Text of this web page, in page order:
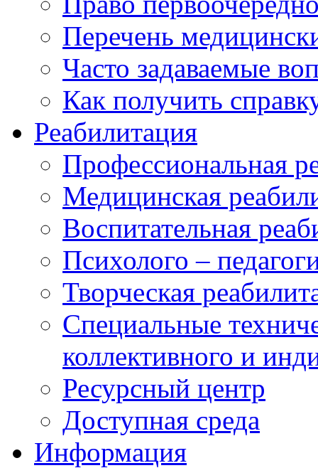
Перечень
Часто задаваемые
Как получить
Реабилитация
Профессиональная
Медицинская
Воспитательная
Психолого –
Творческая
Специальные
коллективного и
Ресурсный центр
Доступная среда
Информация